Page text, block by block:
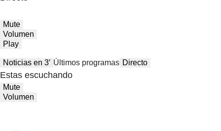
Mute
Volumen
Play
Noticias en 3′ Últimos programas Directo
Estas escuchando
Mute
Volumen